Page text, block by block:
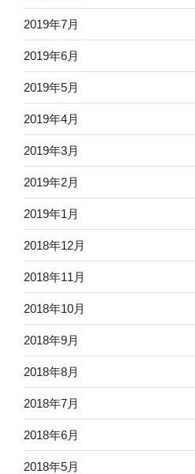
2019年7月
2019年6月
2019年5月
2019年4月
2019年3月
2019年2月
2019年1月
2018年12月
2018年11月
2018年10月
2018年9月
2018年8月
2018年7月
2018年6月
2018年5月